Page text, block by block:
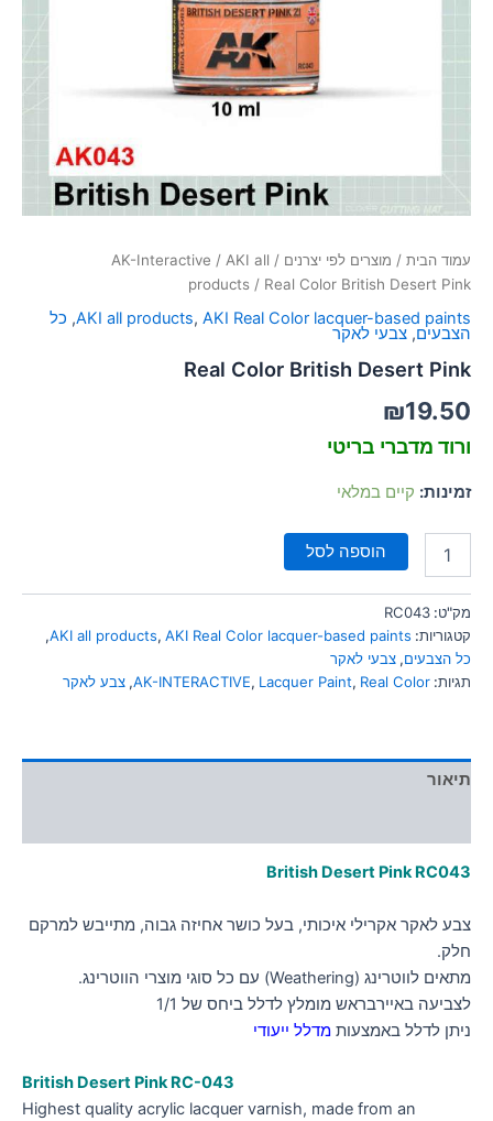
סמן קישורים
לאפס
את
כל
cached
עמוד הבית / מוצרים לפי יצרנים /
AK-Interactive / AKI all
products / Real Color British Desert Pink
AKI all products, AKI Real Color lacquer-based paints
, כל
הצבעים, צבעי לאקר
Real Color British Desert Pink
₪19.50
ורוד מדברי בריטי
זמינות: קיים במלאי
הוספה לסל
מק"ט: RC043
קטגוריות:
AKI all products, AKI Real Color lacquer-based paints
,
כל הצבעים, צבעי לאקר
תגיות:
AK-INTERACTIVE, Lacquer Paint, Real Color
, צבע לאקר
תיאור
British Desert Pink RC043
צבע לאקר אקרילי איכותי, בעל כושר אחיזה גבוה, מתייבש למרקם
חלק.
מתאים לווטרינג (Weathering) עם כל סוגי מוצרי הווטרינג.
לצביעה באיירבראש מומלץ לדלל ביחס של 1/1
ניתן לדלל באמצעות מדלל ייעודי
British Desert Pink RC-043
Highest quality acrylic lacquer varnish, made from an